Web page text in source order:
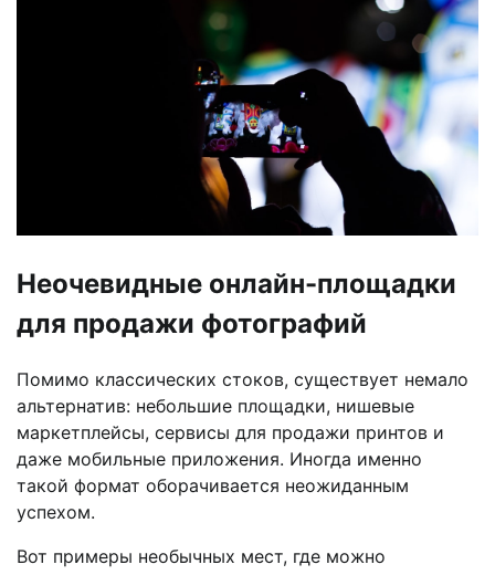
Неочевидные онлайн-площадки
для продажи фотографий
Помимо классических стоков, существует немало
альтернатив: небольшие площадки, нишевые
маркетплейсы, сервисы для продажи принтов и
даже мобильные приложения. Иногда именно
такой формат оборачивается неожиданным
успехом.
Вот примеры необычных мест, где можно